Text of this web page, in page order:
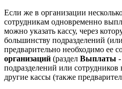
Если же в организации
сотрудникам одновременно
можно указать кассу, через
большинству подразделений
предварительно необходимо ее
организаций (раздел Выплаты -
подразделений или сотрудников
другие кассы (также